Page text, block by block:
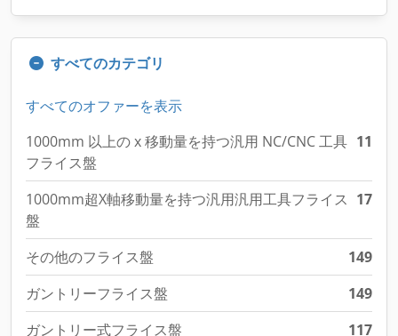
すべてのカテゴリ
すべてのオファーを表示
1000mm 以上の x 移動量を持つ汎用 NC/CNC 工具
フライス盤
11
1000mm超X軸移動量を持つ汎用汎用工具フライス
盤
17
その他のフライス盤
149
ガントリーフライス盤
149
ガントリー式フライス盤
117